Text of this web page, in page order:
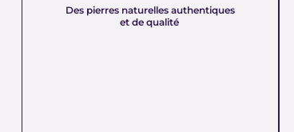
Des pierres naturelles authentiques
et de qualité
pure. Chaque cristal est choisi pour sa beauté, sa
vibration et son authenticité afin de vous garantir